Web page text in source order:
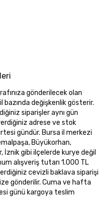
gönderilecek olan
bazında değişkenlik gösterir.
siparişler aynı gün
adrese ve stok
gündür. Bursa il merkezi
Büyükorhan,
İznik gibi ilçelerde kurye değil
alışveriş tutarı 1.000 TL
cevizli baklava siparişi
gönderilir. Cuma ve hafta
günü kargoya teslim